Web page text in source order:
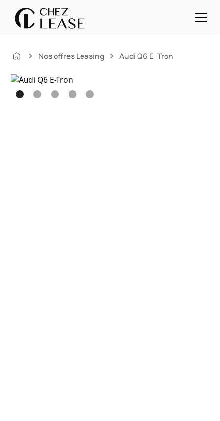
Nos offres Leasing Audi Q6 E-Tron